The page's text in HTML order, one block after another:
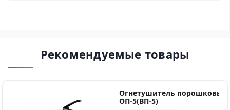
Рекомендуемые товары
Огнетушитель порошковый
ОП-5(ВП-5)